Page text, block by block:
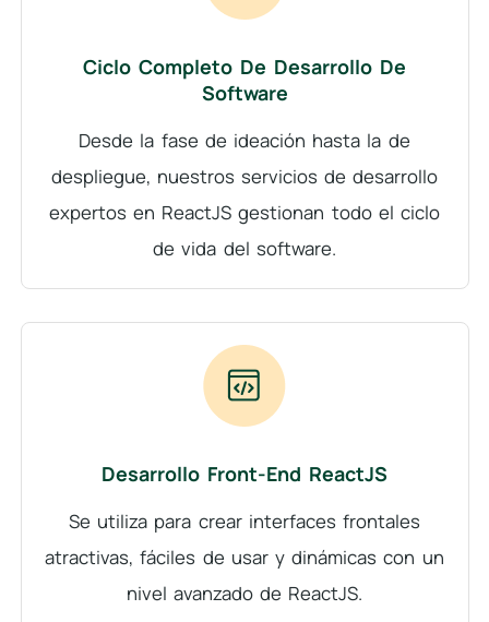
Ciclo Completo De Desarrollo De
Software
Desde la fase de ideación hasta la de
despliegue, nuestros servicios de desarrollo
expertos en ReactJS gestionan todo el ciclo
de vida del software.
Desarrollo Front-End ReactJS
Se utiliza para crear interfaces frontales
atractivas, fáciles de usar y dinámicas con un
nivel avanzado de ReactJS.